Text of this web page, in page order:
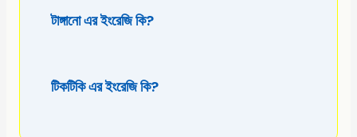
টাঙ্গানো এর ইংরেজি কি?
টিকটিকি এর ইংরেজি কি?